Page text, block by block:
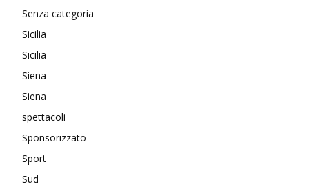
Senza categoria
Sicilia
Sicilia
Siena
Siena
spettacoli
Sponsorizzato
Sport
Sud